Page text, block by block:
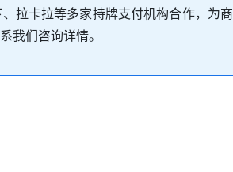
拉卡拉等多家持牌支付机构合作，为商
我们咨询详情。